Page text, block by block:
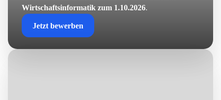
Wirtschaftsinformatik zum 1.10.2026.
Jetzt bewerben